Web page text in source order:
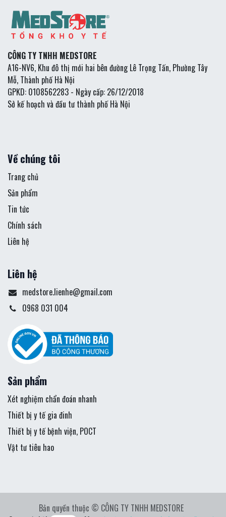
CÔNG TY TNHH MEDSTORE
A16-NV6, Khu đô thị mới hai bên đường Lê Trọng Tấn, Phường Tây
Mỗ, Thành phố Hà Nội
GPKD: 0108562283 - Ngày cấp: 26/12/2018
Sở kế hoạch và đầu tư thành phố Hà Nội
Về chúng tôi
Trang chủ
Sản phẩm
Tin tức
Chính sách
Liên hệ
Liên hệ
medstore.lienhe@gmail.com
0968 031 004
Sản phẩm
Xét nghiệm chẩn đoán nhanh
Thiết bị y tế gia đinh
Thiết bị y tế bệnh viện, POCT
Vật tư tiêu hao
Bản quyền thuộc © CÔNG TY TNHH MEDSTORE